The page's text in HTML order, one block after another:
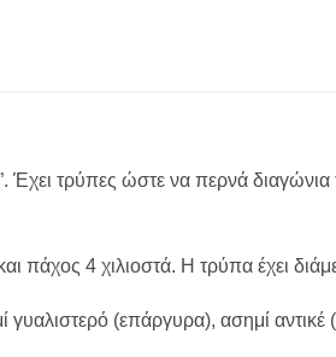
τρύπες ώστε να περνά
πάχος 4 χιλιοστά. Η τρύπα έχει
(επάργυρα), ασημί